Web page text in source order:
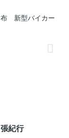
布 新型バイカー
紀行